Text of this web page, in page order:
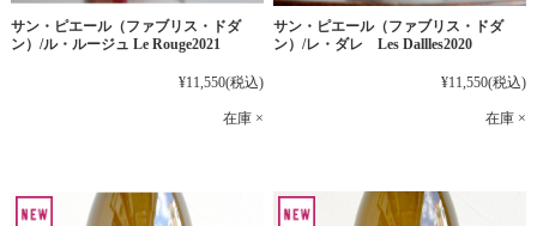
サン・ピエール（ファブリス・ドダ
ン）/ル・ルージュ Le Rouge2021
¥11,550(税込)
在庫 ×
サン・ピエール（ファブリス・ドダ
ン）/レ・ダレ Les Dallles2020
¥11,550(税込)
在庫 ×